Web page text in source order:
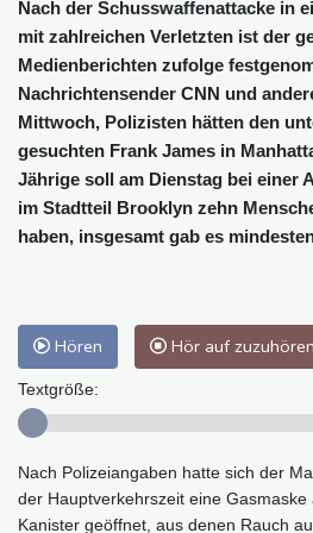
Nach der Schusswaffenattacke in
mit zahlreichen Verletzten ist der
Medienberichten zufolge
Nachrichtensender CNN und
Mittwoch, Polizisten hätten den
gesuchten Frank James in
Jährige soll am Dienstag bei einer
im Stadtteil Brooklyn zehn
haben, insgesamt gab es
Hören Hör auf zuzuhören
Textgröße:
Nach Polizeiangaben hatte sich der
der Hauptverkehrszeit eine
Kanister geöffnet, aus denen Rauch